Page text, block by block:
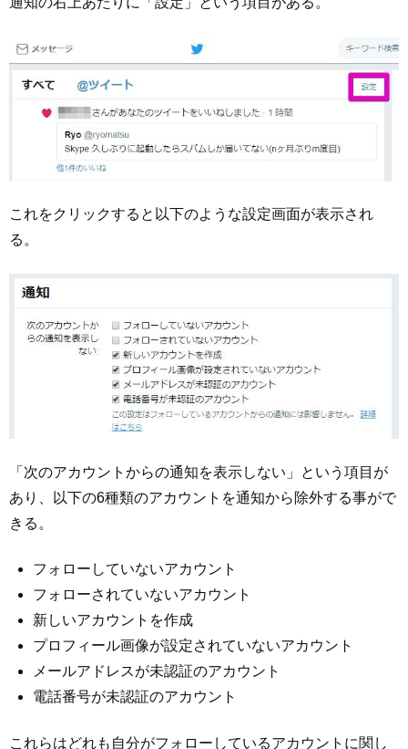
これをクリックすると以下のような設定画面が表示され
る。
「次のアカウントからの通知を表示しない」という項目が
あり、以下の6種類のアカウントを通知から除外する事がで
きる。
フォローしていないアカウント
フォローされていないアカウント
新しいアカウントを作成
プロフィール画像が設定されていないアカウント
メールアドレスが未認証のアカウント
電話番号が未認証のアカウント
これらはどれも自分がフォローしているアカウントに関し